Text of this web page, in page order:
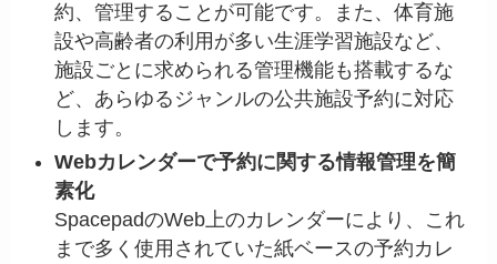
約、管理することが可能です。また、体育施
設や高齢者の利用が多い生涯学習施設など、
施設ごとに求められる管理機能も搭載するな
ど、あらゆるジャンルの公共施設予約に対応
します。
Webカレンダーで予約に関する情報管理を簡
素化
SpacepadのWeb上のカレンダーにより、これ
まで多く使用されていた紙ベースの予約カレ